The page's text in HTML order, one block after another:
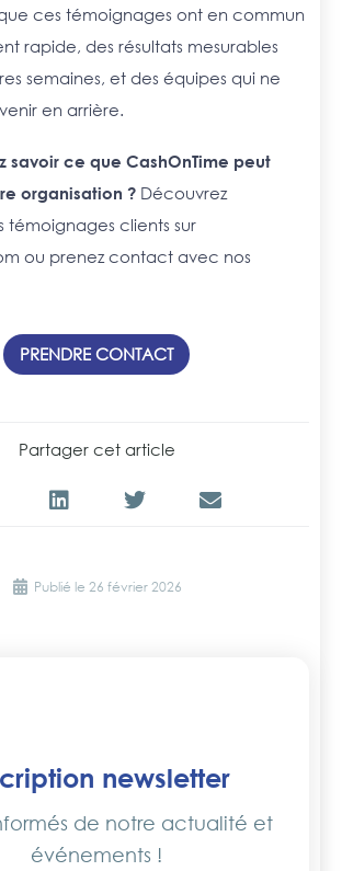
ces témoignages ont en commun
rapide, des résultats mesurables
semaines, et des équipes qui ne
en arrière.
savoir ce que CashOnTime peut
organisation ? Découvrez
témoignages clients sur
ou prenez contact avec nos
PRENDRE CONTACT
Partager cet article
Publié le 26 février 2026
newsletter
de notre actualité et
événements !